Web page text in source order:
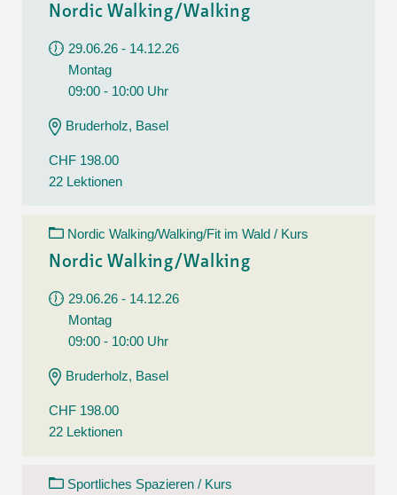
Nordic Walking/Walking
29.06.26 - 14.12.26
Montag
09:00 - 10:00 Uhr
Bruderholz, Basel
CHF 198.00
22 Lektionen
Nordic Walking/Walking/Fit im Wald / Kurs
Nordic Walking/Walking
29.06.26 - 14.12.26
Montag
09:00 - 10:00 Uhr
Bruderholz, Basel
CHF 198.00
22 Lektionen
Sportliches Spazieren / Kurs